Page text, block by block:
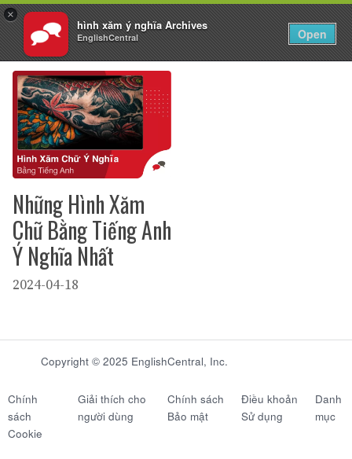
×
hình xăm ý nghĩa Archives
EnglishCentral Open
Đăng nhập VI
Chuyển
đến
nội
dung
Những Hình Xăm
Chữ Bằng Tiếng Anh
Ý Nghĩa Nhất
2024-04-18
Copyright © 2025 EnglishCentral, Inc.
Chính
sách
Cookie
Giải thích cho
người dùng
Chính sách
Bảo mật
Điều khoản
Sử dụng
Danh
mục